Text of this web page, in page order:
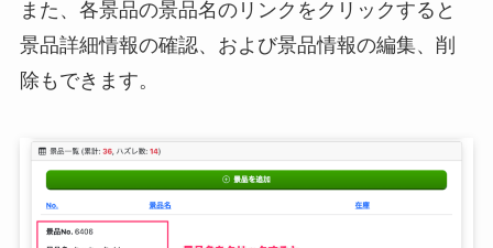
また、各景品の景品名のリンクをクリックすると
景品詳細情報の確認、および景品情報の編集、削
除もできます。